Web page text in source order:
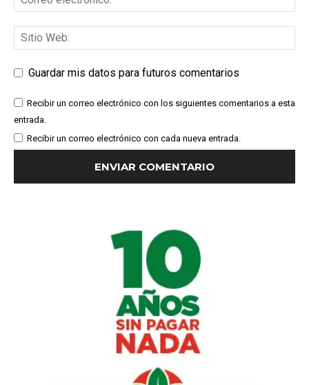
Guardar mis datos para futuros comentarios
Recibir un correo electrónico con los siguientes comentarios a esta
entrada.
Recibir un correo electrónico con cada nueva entrada.